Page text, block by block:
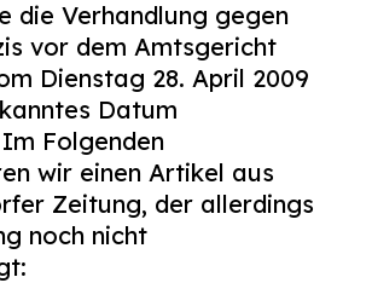
die Verhandlung gegen
vor dem Amtsgericht
Dienstag 28. April 2009
Datum
Folgenden
wir einen Artikel aus
Zeitung, der allerdings
noch nicht